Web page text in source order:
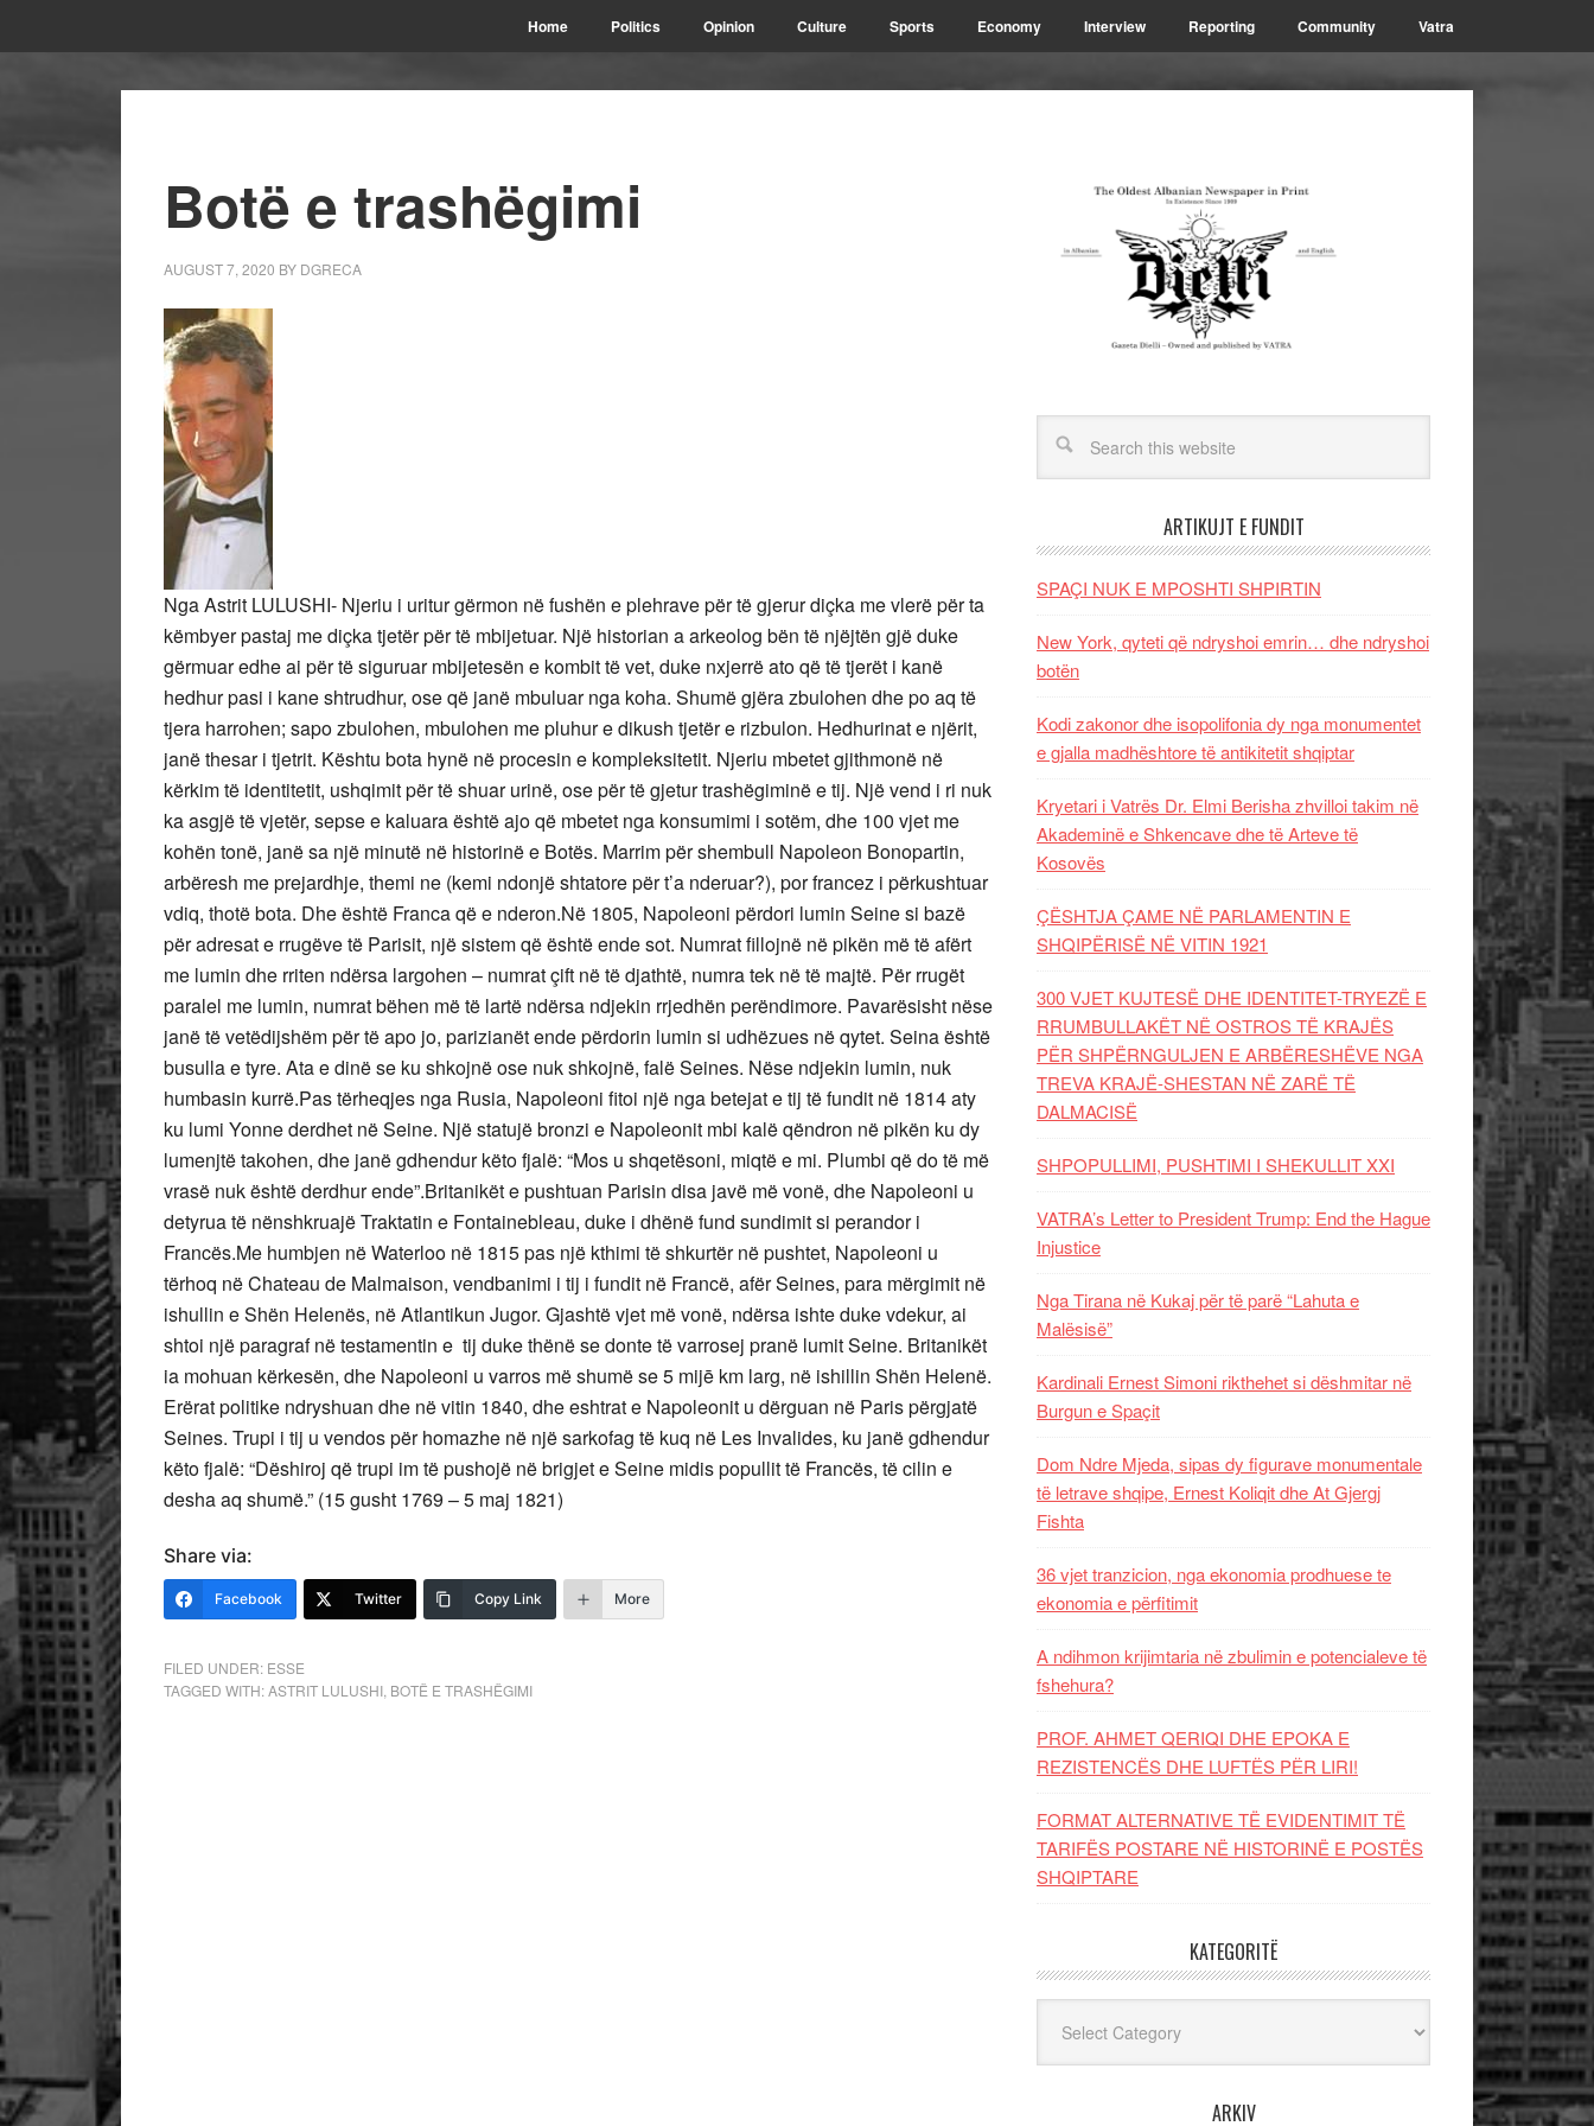
Home Politics Opinion Culture Sports Economy Interview Reporting Community Vatra
Botë e trashëgimi
AUGUST 7, 2020 BY DGRECA
Nga Astrit LULUSHI- Njeriu i uritur gërmon në fushën e plehrave për të gjerur diçka me vlerë për ta
këmbyer pastaj me diçka tjetër për të mbijetuar. Një historian a arkeolog bën të njëjtën gjë duke
gërmuar edhe ai për të siguruar mbijetesën e kombit të vet, duke nxjerrë ato që të tjerët i kanë
hedhur pasi i kane shtrudhur, ose që janë mbuluar nga koha. Shumë gjëra zbulohen dhe po aq të
tjera harrohen; sapo zbulohen, mbulohen me pluhur e dikush tjetër e rizbulon. Hedhurinat e njërit,
janë thesar i tjetrit. Kështu bota hynë në procesin e kompleksitetit. Njeriu mbetet gjithmonë në
kërkim të identitetit, ushqimit për të shuar urinë, ose për të gjetur trashëgiminë e tij. Një vend i ri nuk
ka asgjë të vjetër, sepse e kaluara është ajo që mbetet nga konsumimi i sotëm, dhe 100 vjet me
kohën tonë, janë sa një minutë në historinë e Botës. Marrim për shembull Napoleon Bonopartin,
arbëresh me prejardhje, themi ne (kemi ndonjë shtatore për t’a nderuar?), por francez i përkushtuar
vdiq, thotë bota. Dhe është Franca që e nderon.Në 1805, Napoleoni përdori lumin Seine si bazë
për adresat e rrugëve të Parisit, një sistem që është ende sot. Numrat fillojnë në pikën më të afërt
me lumin dhe rriten ndërsa largohen – numrat çift në të djathtë, numra tek në të majtë. Për rrugët
paralel me lumin, numrat bëhen më të lartë ndërsa ndjekin rrjedhën perëndimore. Pavarësisht nëse
janë të vetëdijshëm për të apo jo, parizianët ende përdorin lumin si udhëzues në qytet. Seina është
busulla e tyre. Ata e dinë se ku shkojnë ose nuk shkojnë, falë Seines. Nëse ndjekin lumin, nuk
humbasin kurrë.Pas tërheqjes nga Rusia, Napoleoni fitoi një nga betejat e tij të fundit në 1814 aty
ku lumi Yonne derdhet në Seine. Një statujë bronzi e Napoleonit mbi kalë qëndron në pikën ku dy
lumenjtë takohen, dhe janë gdhendur këto fjalë: “Mos u shqetësoni, miqtë e mi. Plumbi që do të më
vrasë nuk është derdhur ende”.Britanikët e pushtuan Parisin disa javë më vonë, dhe Napoleoni u
detyrua të nënshkruajë Traktatin e Fontainebleau, duke i dhënë fund sundimit si perandor i
Francës.Me humbjen në Waterloo në 1815 pas një kthimi të shkurtër në pushtet, Napoleoni u
tërhoq në Chateau de Malmaison, vendbanimi i tij i fundit në Francë, afër Seines, para mërgimit në
ishullin e Shën Helenës, në Atlantikun Jugor. Gjashtë vjet më vonë, ndërsa ishte duke vdekur, ai
shtoi një paragraf në testamentin e tij duke thënë se donte të varrosej pranë lumit Seine. Britanikët
ia mohuan kërkesën, dhe Napoleoni u varros më shumë se 5 mijē km larg, në ishillin Shën Helenë.
Erërat politike ndryshuan dhe në vitin 1840, dhe eshtrat e Napoleonit u dërguan në Paris përgjatë
Seines. Trupi i tij u vendos për homazhe në një sarkofag të kuq në Les Invalides, ku janë gdhendur
këto fjalë: “Dëshiroj që trupi im të pushojë në brigjet e Seine midis popullit të Francës, të cilin e
desha aq shumë.” (15 gusht 1769 – 5 maj 1821)
Share via:
Facebook Twitter Copy Link More
FILED UNDER: ESSE
TAGGED WITH:ASTRIT LULUSHI BOTË E TRASHËGIMI
ARTIKUJT E FUNDIT
SPAÇI NUK E MPOSHTI SHPIRTIN
New York, qyteti që ndryshoi emrin… dhe ndryshoi
botën
Kodi zakonor dhe isopolifonia dy nga monumentet
e gjalla madhështore të antikitetit shqiptar
Kryetari i Vatrës Dr. Elmi Berisha zhvilloi takim në
Akademinë e Shkencave dhe të Arteve të
Kosovës
ÇËSHTJA ÇAME NË PARLAMENTIN E
SHQIPËRISË NË VITIN 1921
300 VJET KUJTESË DHE IDENTITET-TRYEZË E
RRUMBULLAKËT NË OSTROS TË KRAJËS
PËR SHPËRNGULJEN E ARBËRESHËVE NGA
TREVA KRAJË-SHESTAN NË ZARË TË
DALMACISË
SHPOPULLIMI, PUSHTIMI I SHEKULLIT XXI
VATRA’s Letter to President Trump: End the Hague
Injustice
Nga Tirana në Kukaj për të parë “Lahuta e
Malësisë”
Kardinali Ernest Simoni rikthehet si dëshmitar në
Burgun e Spaçit
Dom Ndre Mjeda, sipas dy figurave monumentale
të letrave shqipe, Ernest Koliqit dhe At Gjergj
Fishta
36 vjet tranzicion, nga ekonomia prodhuese te
ekonomia e përfitimit
A ndihmon krijimtaria në zbulimin e potencialeve të
fshehura?
PROF. AHMET QERIQI DHE EPOKA E
REZISTENCЁS DHE LUFTЁS PЁR LIRI!
FORMAT ALTERNATIVE TË EVIDENTIMIT TË
TARIFËS POSTARE NË HISTORINË E POSTËS
SHQIPTARE
KATEGORITË
ARKIV